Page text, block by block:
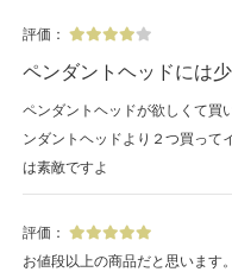
評価：
ペンダントヘッドには
ペンダントヘッドが欲しくて買
ンダントヘッドより２つ買って
は素敵ですよ
評価：
お値段以上の商品だと思います